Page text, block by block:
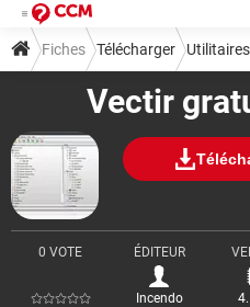
Vectir
0 VOTE ÉDITEUR
Incendo
Fiches Télécharger Utilitaires